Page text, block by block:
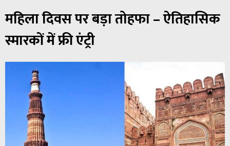
महिला दिवस पर बड़ा तोहफा – ऐतिहासिक
स्मारकों में फ्री एंट्री